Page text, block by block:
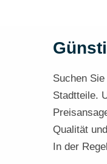
Suchen
Stadtteile.
Qualität
In der